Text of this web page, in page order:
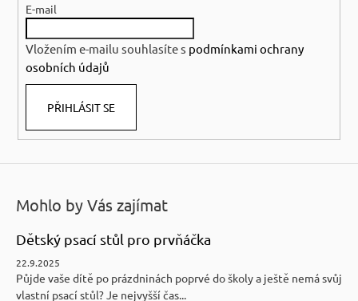
E-mail
Vložením e-mailu souhlasíte s podmínkami ochrany
osobních údajů
PŘIHLÁSIT SE
Mohlo by Vás zajímat
Dětský psací stůl pro prvňáčka
22.9.2025
Půjde vaše dítě po prázdninách poprvé do školy a ještě nemá svůj
vlastní psací stůl? Je nejvyšší čas...